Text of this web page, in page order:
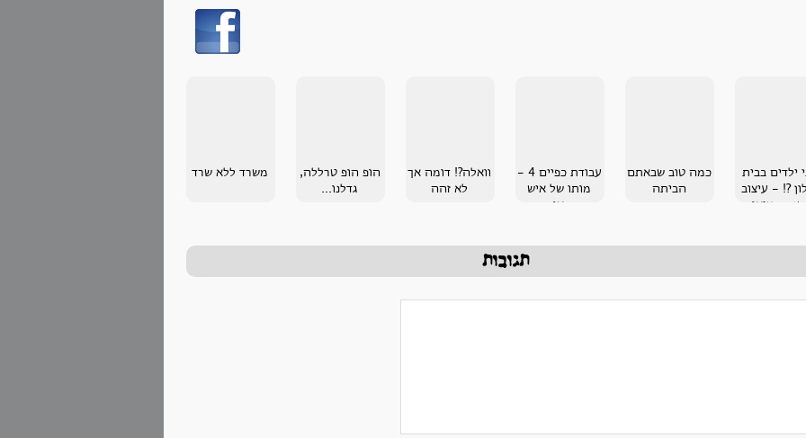
ילדים בבית
?! - עיצוב
משנה מציאות
כמה טוב שבאתם
הביתה
עבודת כפיים 4 -
מותו של איש
האור
וואלה?! דומה אך
לא זהה
הופ הופ טרללה,
גדלנו...
משרד ללא שרד
תגובות